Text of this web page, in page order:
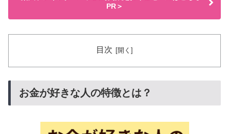
PR＞
目次
お金が好きな人の特徴とは？